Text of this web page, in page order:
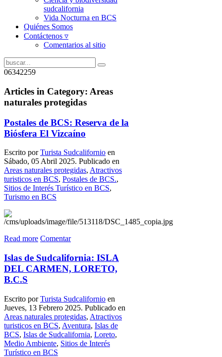
sudcalifornia
Vida Nocturna en BCS
Quiénes Somos
Contáctenos ▿
Comentarios al sitio
06342259
Articles in Category: Areas
naturales protegidas
Postales de BCS: Reserva de la
Biósfera El Vizcaíno
Escrito porTurista Sudcalifornio en
Sábado, 05 Abril 2025. Publicado en
Areas naturales protegidas, Atractivos
turisticos en BCS, Postales de BCS.,
Sitios de Interés Turístico en BCS,
Turismo en BCS
Read more Comentar
Islas de Sudcalifornia: ISLA
DEL CARMEN, LORETO,
B.C.S
Escrito porTurista Sudcalifornio en
Jueves, 13 Febrero 2025. Publicado en
Areas naturales protegidas, Atractivos
turisticos en BCS, Aventura, Islas de
BCS, Islas de Sudcalifornia, Loreto,
Medio Ambiente, Sitios de Interés
Turístico en BCS